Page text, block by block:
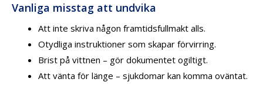
Vanliga misstag att undvika
Att inte skriva någon framtidsfullmakt alls.
Otydliga instruktioner som skapar förvirring.
Brist på vittnen – gör dokumentet ogiltigt.
Att vänta för länge – sjukdomar kan komma oväntat.